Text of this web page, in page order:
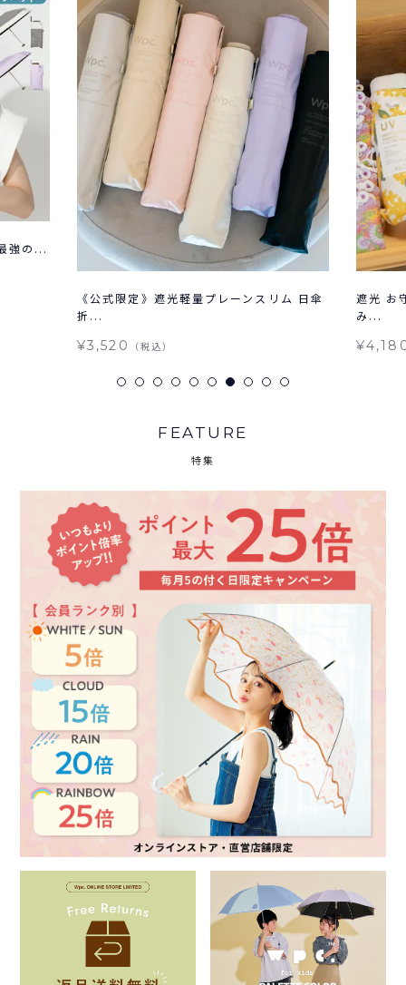
強の...
《公式限定》遮光軽量プレーンスリム 日傘
折...
¥3,520 （税込）
遮光 お
み...
FEATURE
特集